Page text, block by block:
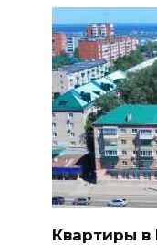
Квартиры